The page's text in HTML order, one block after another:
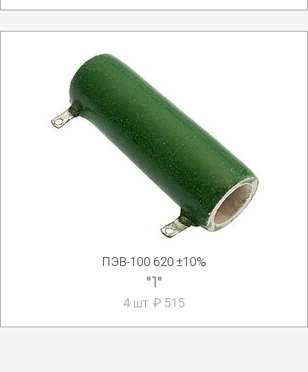
ПЭВ-100 620 ±10%
"1"
4 шт. ₽ 515